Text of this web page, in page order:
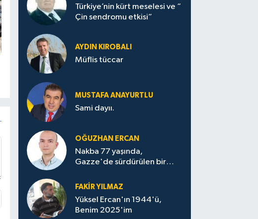
Türkiye’nin kürt meselesi ve “
Çin sendromu etkisi”
AYDIN KIROBALI
Müflis tüccar
MUSTAFA ANAYURTLU
Sami dayıı.
OĞUZHAN ERCAN
Nakba 77 yaşında,
Gazze'de sürdürülen bir
FAKİR YILMAZ
Yüksel Ercan'ın 1944'ü,
Benim 2025'im